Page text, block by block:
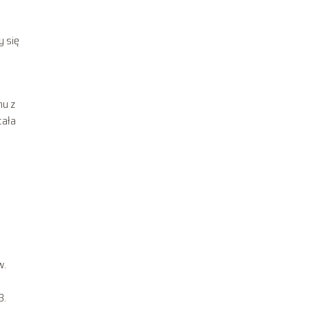
się
z